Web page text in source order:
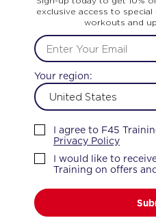
CẢM NHẬN
HỘI VIÊN
exclusive access to
workouts and
Your region:
I agree to F45
Privacy Policy
I would like to
Training on offers